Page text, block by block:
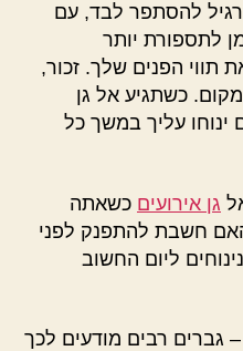
להסתפר לבד, עם
לתספורת יותר
תווי הפנים שלך. זכור,
כשתגיע אל גן
ינוחו עליך במשך כל
גן אירועים כשאתה
חשבת להתפנק לפני
ליום החשוב
– גברים רבים מודעים לכך